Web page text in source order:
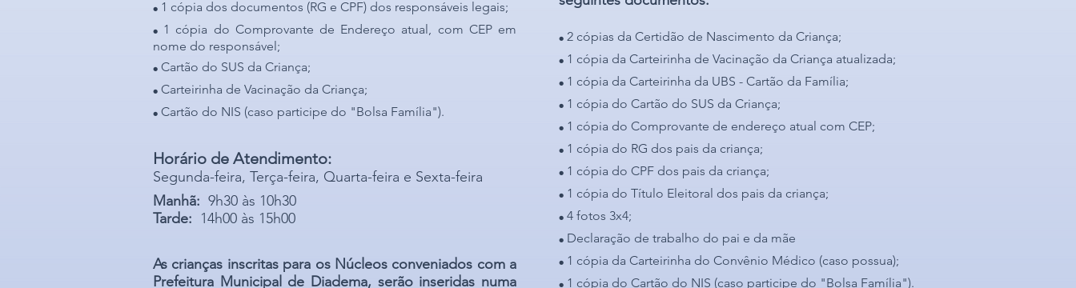
. 1 cópia dos documentos (RG e CPF) dos responsáveis legais;
. 1 cópia do Comprovante de Endereço atual, com CEP em
nome do responsável;
. Cartão do SUS da Criança;
. Carteirinha de Vacinação da Criança;
. Cartão do NIS (caso participe do "Bolsa Família").
Horário de Atendimento:
Segunda-feira, Terça-feira, Quarta-feira e Sexta-feira
Manhã: 9h30 às 10h30
Tarde: 14h00 às 15h00
As crianças inscritas para os Núcleos conveniados com a
Prefeitura Municipal de Diadema, serão inseridas numa
. 2 cópias da Certidão de Nascimento da Criança;
. 1 cópia da Carteirinha de Vacinação da Criança atualizada;
. 1 cópia da Carteirinha da UBS - Cartão da Família;
. 1 cópia do Cartão do SUS da Criança;
. 1 cópia do Comprovante de endereço atual com CEP;
. 1 cópia do RG dos pais da criança;
. 1 cópia do CPF dos pais da criança;
. 1 cópia do Título Eleitoral dos pais da criança;
. 4 fotos 3x4;
. Declaração de trabalho do pai e da mãe
. 1 cópia da Carteirinha do Convênio Médico (caso possua);
. 1 cópia do Cartão do NIS (caso participe do "Bolsa Família").